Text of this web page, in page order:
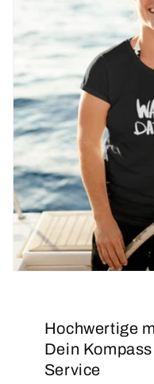
Hochwertige
Dein
Service